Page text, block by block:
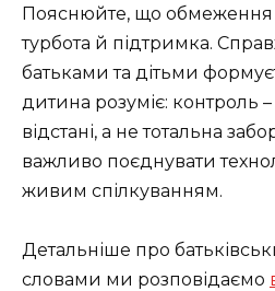
Пояснюйте, що обмеження
турбота й підтримка.
батьками та дітьми
дитина розуміє: контроль
відстані, а не тотальна
важливо поєднувати
живим спілкуванням.
Детальніше про
словами ми розповідаємо